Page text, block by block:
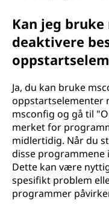
Kan jeg
deaktivere
Ja, du kan bruke
oppstartselementer
msconfig og gå til
merket for
midlertidig. Når du
disse
Dette kan være
spesifikt problem
programmer